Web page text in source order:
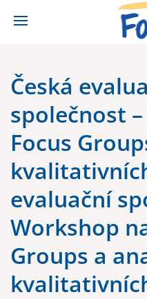
Česká
společnost
Focus
evaluační
Workshop
Groups a